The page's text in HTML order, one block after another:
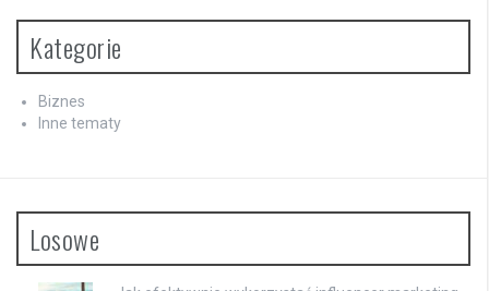
Kategorie
Biznes
Inne tematy
Losowe